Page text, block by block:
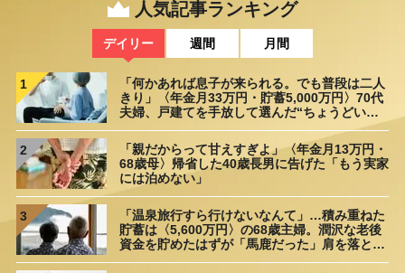
人気記事ランキング
デイリー 週間 月間
1
「何かあれば息子が来られる。でも普段は二人
きり」〈年金月33万円・貯蓄5,000万円〉70代
夫婦、戸建てを手放して選んだ“ちょうどいい
距離”
2
「親だからって甘えすぎよ」〈年金月13万円・
68歳母〉帰省した40歳長男に告げた「もう実家
には泊めない」
3
「温泉旅行すら行けないなんて」…積み重ねた
貯蓄は〈5,600万円〉の68歳主婦。潤沢な老後
資金を貯めたはずが「馬鹿だった」肩を落とす
理由